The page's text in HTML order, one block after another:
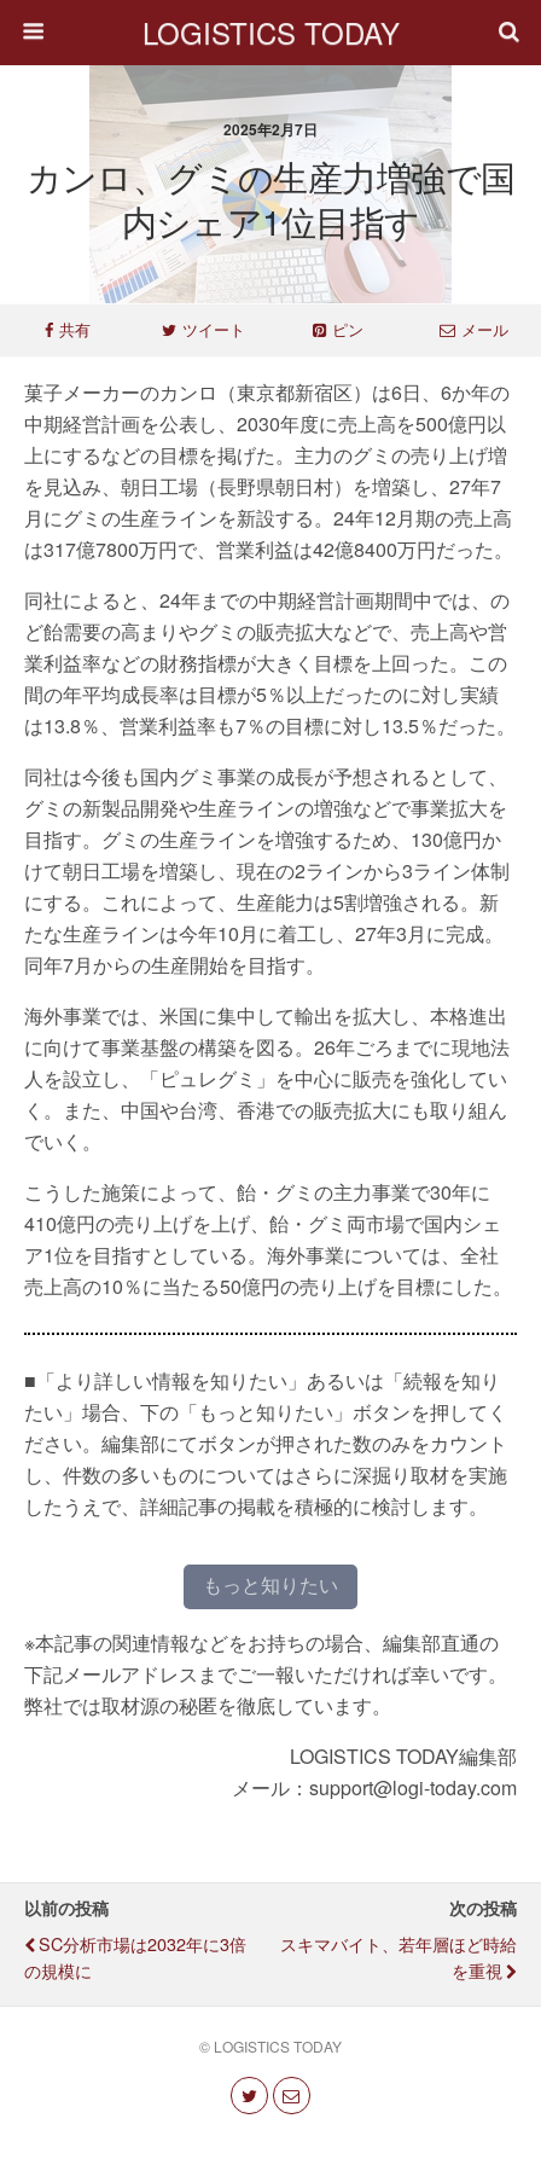
LOGISTICS TODAY
2025年2月7日
カンロ、グミの生産力増強で国
内シェア1位目指す
共有 ツイート ピン メール
菓子メーカーのカンロ（東京都新宿区）は6日、6か年の
中期経営計画を公表し、2030年度に売上高を500億円以
上にするなどの目標を掲げた。主力のグミの売り上げ増
を見込み、朝日工場（長野県朝日村）を増築し、27年7
月にグミの生産ラインを新設する。24年12月期の売上高
は317億7800万円で、営業利益は42億8400万円だった。
同社によると、24年までの中期経営計画期間中では、の
ど飴需要の高まりやグミの販売拡大などで、売上高や営
業利益率などの財務指標が大きく目標を上回った。この
間の年平均成長率は目標が5％以上だったのに対し実績
は13.8％、営業利益率も7％の目標に対し13.5％だった。
同社は今後も国内グミ事業の成長が予想されるとして、
グミの新製品開発や生産ラインの増強などで事業拡大を
目指す。グミの生産ラインを増強するため、130億円か
けて朝日工場を増築し、現在の2ラインから3ライン体制
にする。これによって、生産能力は5割増強される。新
たな生産ラインは今年10月に着工し、27年3月に完成。
同年7月からの生産開始を目指す。
海外事業では、米国に集中して輸出を拡大し、本格進出
に向けて事業基盤の構築を図る。26年ごろまでに現地法
人を設立し、「ピュレグミ」を中心に販売を強化してい
く。また、中国や台湾、香港での販売拡大にも取り組ん
でいく。
こうした施策によって、飴・グミの主力事業で30年に
410億円の売り上げを上げ、飴・グミ両市場で国内シェ
ア1位を目指すとしている。海外事業については、全社
売上高の10％に当たる50億円の売り上げを目標にした。
■「より詳しい情報を知りたい」あるいは「続報を知り
たい」場合、下の「もっと知りたい」ボタンを押してく
ださい。編集部にてボタンが押された数のみをカウント
し、件数の多いものについてはさらに深掘り取材を実施
したうえで、詳細記事の掲載を積極的に検討します。
もっと知りたい
※本記事の関連情報などをお持ちの場合、編集部直通の
下記メールアドレスまでご一報いただければ幸いです。
弊社では取材源の秘匿を徹底しています。
LOGISTICS TODAY編集部
メール：support@logi-today.com
以前の投稿
SC分析市場は2032年に3倍
の規模に
次の投稿
スキマバイト、若年層ほど時給
を重視
© LOGISTICS TODAY